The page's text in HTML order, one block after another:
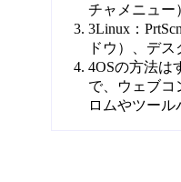
チャメニュー
3Linux：
ドウ）、デス
4OSの方法は
で、ウェブコ
ロムやツール